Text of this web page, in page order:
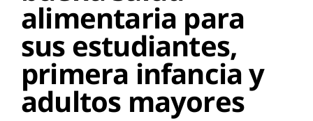
alimentaria para
sus estudiantes,
primera infancia y
adultos mayores